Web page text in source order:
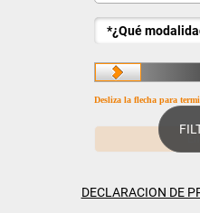
Desliza la flecha para
DECLARACION DE